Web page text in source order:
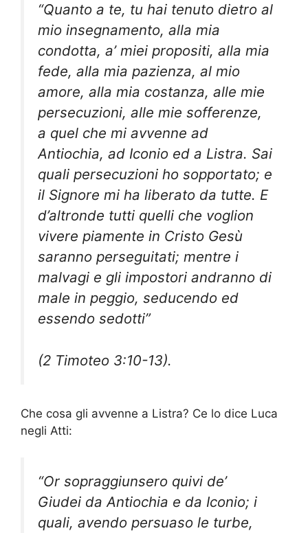
“Quanto a te, tu hai tenuto dietro al
mio insegnamento, alla mia
condotta, a’ miei propositi, alla mia
fede, alla mia pazienza, al mio
amore, alla mia costanza, alle mie
persecuzioni, alle mie sofferenze,
a quel che mi avvenne ad
Antiochia, ad Iconio ed a Listra. Sai
quali persecuzioni ho sopportato; e
il Signore mi ha liberato da tutte. E
d’altronde tutti quelli che voglion
vivere piamente in Cristo Gesù
saranno perseguitati; mentre i
malvagi e gli impostori andranno di
male in peggio, seducendo ed
essendo sedotti”
(2 Timoteo 3:10-13).
Che cosa gli avvenne a Listra? Ce lo dice Luca
negli Atti:
“Or sopraggiunsero quivi de’
Giudei da Antiochia e da Iconio; i
quali, avendo persuaso le turbe,